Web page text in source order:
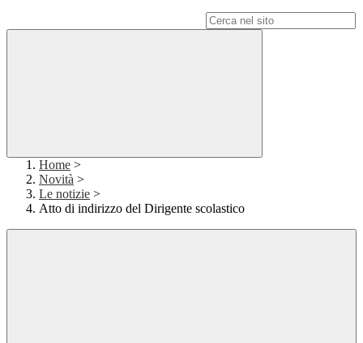
Home >
Novità >
Le notizie >
Atto di indirizzo del Dirigente scolastico